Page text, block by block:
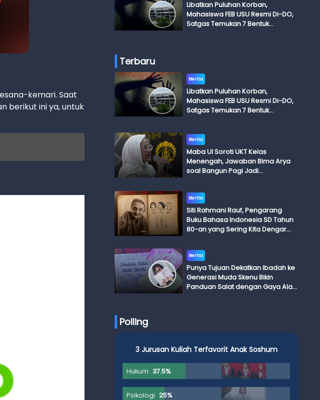
kemari. Saat
berikut ini ya, untuk
Libatkan Puluhan Korban,
Mahasiswa FEB USU Resmi Di-DO,
Satgas Temukan 7 Bentuk
Terbaru
Berita
Libatkan Puluhan Korban,
Mahasiswa FEB USU Resmi Di-DO,
Satgas Temukan 7 Bentuk
Berita
Maba UI Soroti UKT Kelas
Menengah, Jawaban Bima Arya
soal Bangun Pagi Jadi
Berita
Siti Rahmani Rauf, Pengarang
Buku Bahasa Indonesia SD Tahun
80-an yang Sering Kita Dengar
Adik Budi
Berita
Punya Tujuan Dekatkan Ibadah ke
Generasi Muda Skenu Bikin
Panduan Salat dengan Gaya Ala
Polling
3 Jurusan Kuliah Terfavorit Anak Soshum
Hukum 37.5%
Psikologi 25%